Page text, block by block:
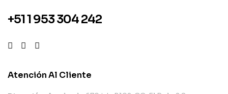
+51 1 953 304 242
Atención Al Cliente